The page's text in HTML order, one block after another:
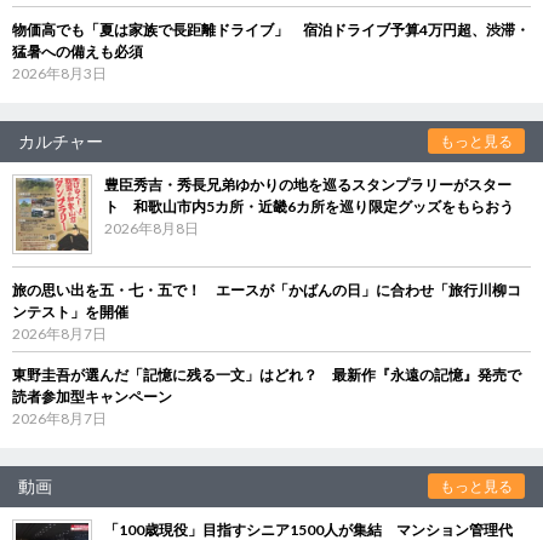
物価高でも「夏は家族で長距離ドライブ」 宿泊ドライブ予算4万円超、渋滞・
猛暑への備えも必須
2026年8月3日
カルチャー もっと見る
豊臣秀吉・秀長兄弟ゆかりの地を巡るスタンプラリーがスター
ト 和歌山市内5カ所・近畿6カ所を巡り限定グッズをもらおう
2026年8月8日
旅の思い出を五・七・五で！ エースが「かばんの日」に合わせ「旅行川柳コ
ンテスト」を開催
2026年8月7日
東野圭吾が選んだ「記憶に残る一文」はどれ？ 最新作『永遠の記憶』発売で
読者参加型キャンペーン
2026年8月7日
動画 もっと見る
「100歳現役」目指すシニア1500人が集結 マンション管理代